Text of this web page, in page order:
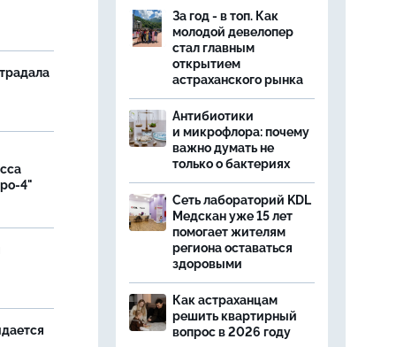
4"
За год - в топ. Как
молодой девелопер
стал главным
открытием
астраханского рынка
Антибиотики
и микрофлора: почему
важно думать не
только о бактериях
Сеть лабораторий KDL
Медскан уже 15 лет
помогает жителям
региона оставаться
здоровыми
Как астраханцам
решить квартирный
вопрос в 2026 году